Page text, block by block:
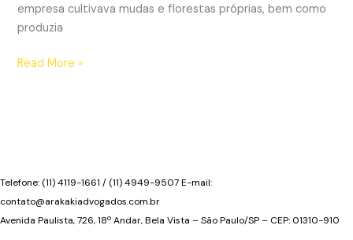
judicial
empresa cultivava mudas e florestas próprias, bem como
produzia
Redução
de
grupo
econômico
Read More »
Telefone: (11) 4119-1661 / (11) 4949-9507 E-mail:
contato@arakakiadvogados.com.br
Avenida Paulista, 726, 18º Andar, Bela Vista – São Paulo/SP – CEP: 01310-910